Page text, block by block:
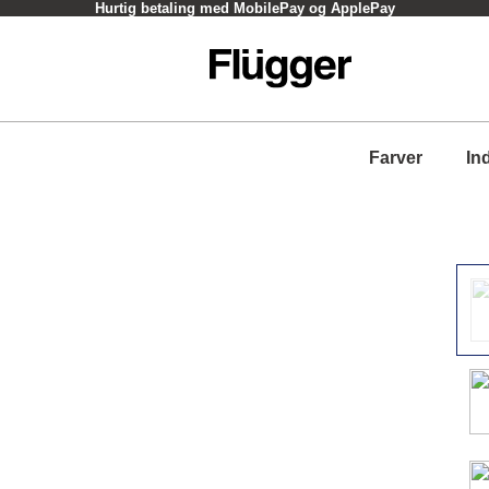
Hurtig betaling med MobilePay og ApplePay
Farver